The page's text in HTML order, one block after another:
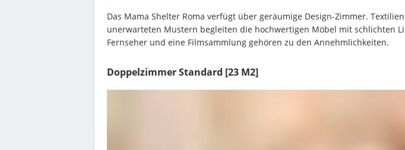
Das Mama Shelter Roma verfügt über geräumige Design-Zimmer.
unerwarteten Mustern begleiten die hochwertigen Möbel mit schlichten
Fernseher und eine Filmsammlung gehören zu den Annehmlichkeiten.
Doppelzimmer Standard [23 M2]